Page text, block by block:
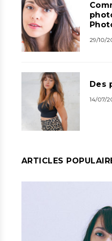
29/10/
Des
14/07/
ARTICLES